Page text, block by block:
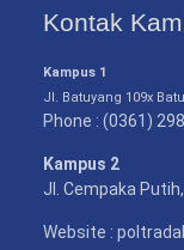
Kontak
Kampus 1
Jl. Batuyang 109x
Phone : (0361)
Kampus 2
Jl. Cempaka
Website :